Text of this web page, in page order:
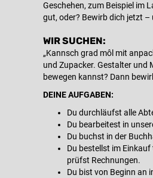
Geschehen, zum Beispiel im
gut, oder? Bewirb dich jetzt
WIR SUCHEN:
„Kannsch grad môl mit
und Zupacker. Gestalter und
bewegen kannst? Dann
DEINE AUFGABEN:
Du durchläufst alle
Du bearbeitest in
Du buchst in der
Du bestellst im
prüfst Rechnungen.
Du bist von Beginn an